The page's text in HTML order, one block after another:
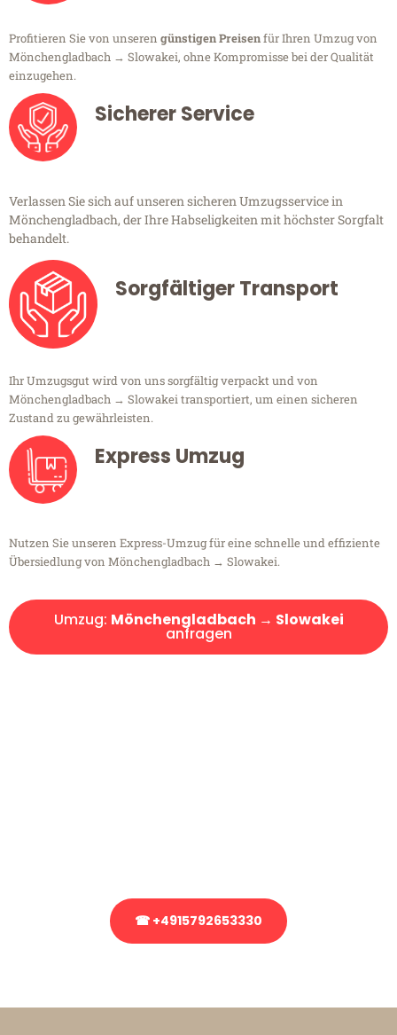
Profitieren Sie von unseren günstigen Preisenfür Ihren Umzug von
Mönchengladbach → Slowakei, ohne Kompromisse bei der Qualität
einzugehen.
Sicherer Service
Verlassen Sie sich auf unseren sicheren Umzugsservice in
Mönchengladbach, der Ihre Habseligkeiten mit höchster Sorgfalt
behandelt.
Sorgfältiger Transport
Ihr Umzugsgut wird von uns sorgfältig verpackt und von
Mönchengladbach → Slowakei transportiert, um einen sicheren
Zustand zu gewährleisten.
Express Umzug
Nutzen Sie unseren Express-Umzug für eine schnelle und effiziente
Übersiedlung von Mönchengladbach → Slowakei.
Umzug: Mönchengladbach → Slowakei
anfragen
☎ +4915792653330